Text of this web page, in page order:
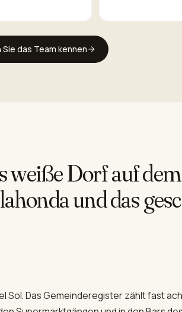
Sie das Team kennen
weiße Dorf auf
und das
Sol. Das Gemeinderegister zählt fast